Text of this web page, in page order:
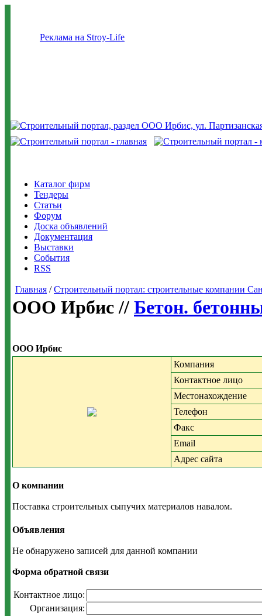
Реклама на Stroy-Life
Каталог фирм
Тендеры
Статьи
Форум
Доска объявлений
Документация
Выставки
События
RSS
Главная /Строительный портал: строительные компании
ООО Ирбис // Бетон.
ООО Ирбис
Компания
Контактное лицо
Местонахождение
Телефон
Факс
Email
Адрес сайта
О компании
Поставка строительных сыпучих материалов навалом.
Объявления
Не обнаружено записей для данной компании
Форма обратной связи
Контактное лицо:
Организация: